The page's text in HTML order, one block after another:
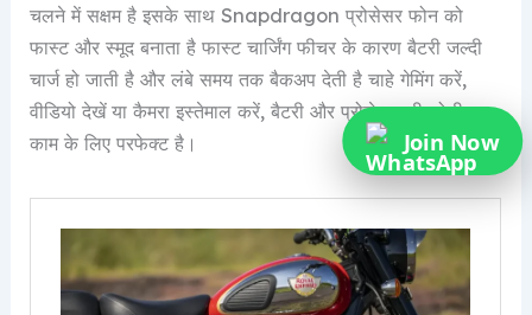
चलने में सक्षम है इसके साथ Snapdragon प्रोसेसर फोन को
फास्ट और स्मूद बनाता है फास्ट चार्जिंग फीचर के कारण बैटरी जल्दी
चार्ज हो जाती है और लंबे समय तक बैकअप देती है चाहे गेमिंग करें,
वीडियो देखें या कैमरा इस्तेमाल करें, बैटरी और प्रोसेसर की जोड़ी हर
काम के लिए परफेक्ट है।
Join Now